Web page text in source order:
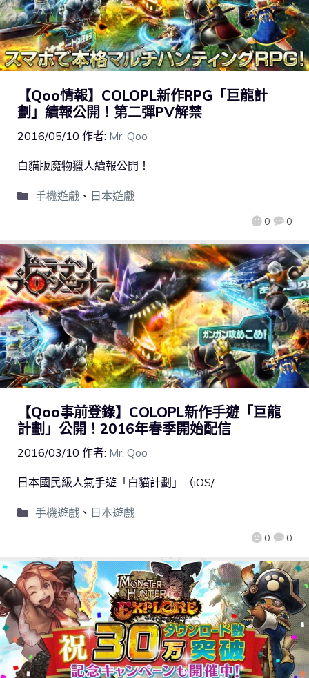
【Qoo情報】COLOPL新作RPG「巨龍計
劃」續報公開！第二彈PV解禁
2016/05/10 作者: Mr. Qoo
0 0
白貓版魔物獵人續報公開！
手機遊戲、 日本遊戲
【Qoo事前登錄】COLOPL新作手遊「巨龍
計劃」公開！2016年春季開始配信
2016/03/10 作者: Mr. Qoo
0 0
日本國民級人氣手遊「白貓計劃」（iOS/
手機遊戲、 日本遊戲